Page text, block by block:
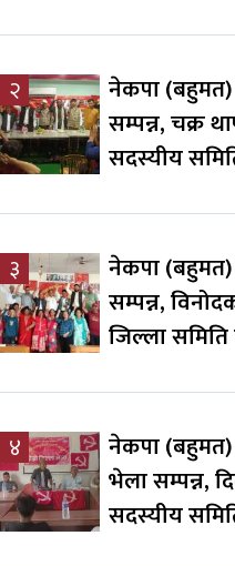
२
नेकपा
सम्पन्न, चक्र
सदस्यीय
३
नेकपा
सम्पन्न,
जिल्ला
४
नेकपा (बहुमत)
भेला सम्पन्न,
सदस्यीय